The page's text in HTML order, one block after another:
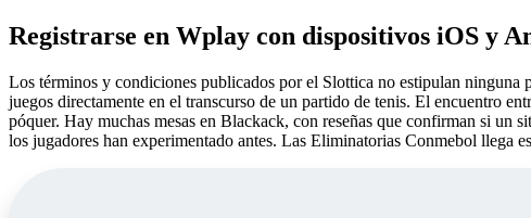
Registrarse en Wplay con dispositivos iOS y
Los términos y condiciones publicados por el Slottica no estipulan ninguna
juegos directamente en el transcurso de un partido de tenis. El encuentro
póquer. Hay muchas mesas en Blackack, con reseñas que confirman si un
los jugadores han experimentado antes. Las Eliminatorias Conmebol llega